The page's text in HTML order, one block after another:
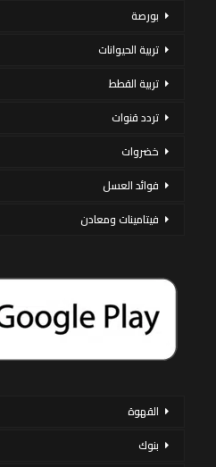
بورصة
تربية الحيوانات
تربية القطط
تردد قنوات
خضروات
فوائد العسل
فيتامينات ومعادن
القهوة
بنوك